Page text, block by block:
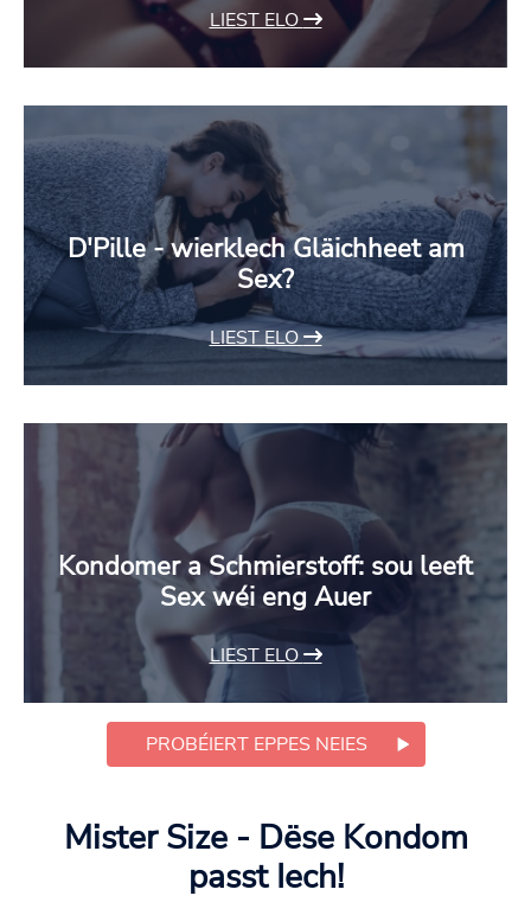
LIEST ELO
D'Pille - wierklech Gläichheet am
Sex?
LIEST ELO
Kondomer a Schmierstoff: sou leeft
Sex wéi eng Auer
LIEST ELO
PROBÉIERT EPPES NEIES
Mister Size - Dëse Kondom
passt Iech!